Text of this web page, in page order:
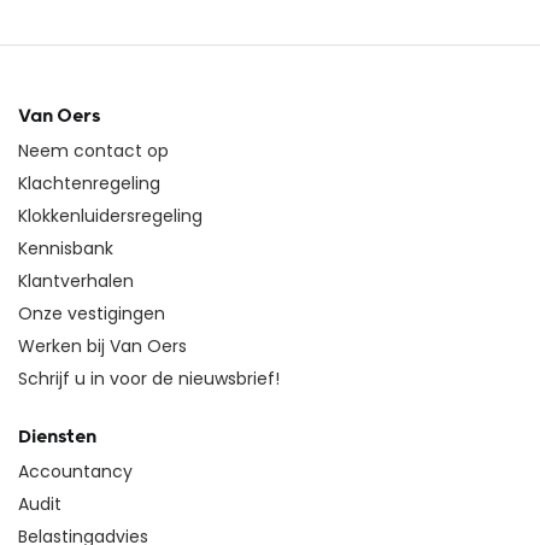
Van Oers
Neem contact op
Klachtenregeling
Klokkenluidersregeling
Kennisbank
Klantverhalen
Onze vestigingen
Werken bij Van Oers
Schrijf u in voor de nieuwsbrief!
Diensten
Accountancy
Audit
Belastingadvies